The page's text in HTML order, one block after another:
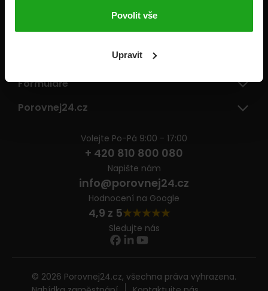
Povolit vše
Upravit
Pojišťovny
Formuláře
Porovnej24.cz
Volejte Po-Pá 9:00 - 17:00
+ 420 810 800 080
Napište nám
info@porovnej24.cz
Hodnocení na Google
4,9 z 5
Sledujte nás
© 2026 Porovnej24.cz, všechna práva vyhrazena.